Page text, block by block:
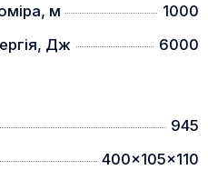
будові людського ока.
спостереження за
ДАЛЕКОМІР ТА
м
1000
Дж
6000
945
400x105x110